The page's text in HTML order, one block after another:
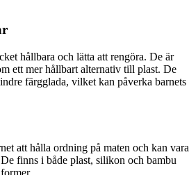
hållbara och lätta att rengöra. De är
ett mer hållbart alternativ till plast. De
färgglada, vilket kan påverka barnets
att hålla ordning på maten och kan vara
finns i både plast, silikon och bambu